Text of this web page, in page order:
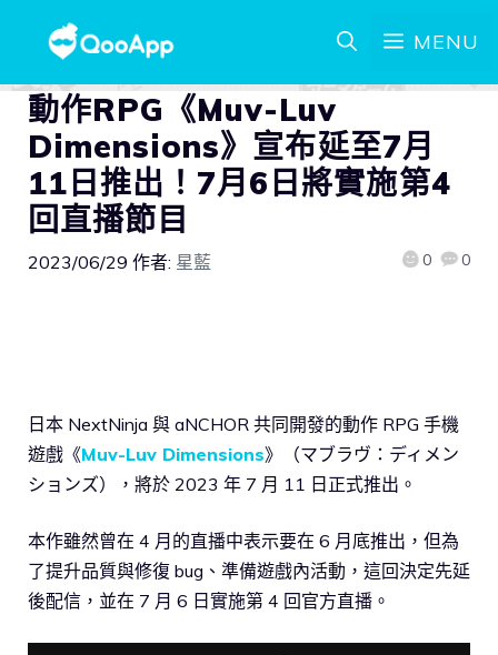
MENU
動作RPG《Muv-Luv
Dimensions》宣布延至7月
11日推出！7月6日將實施第4
回直播節目
2023/06/29 作者: 星藍 0 0
日本 NextNinja 與 aNCHOR 共同開發的動作 RPG 手機
遊戲《Muv-Luv Dimensions》（マブラヴ：ディメン
ションズ），將於 2023 年 7 月 11 日正式推出。
本作雖然曾在 4 月的直播中表示要在 6 月底推出，但為
了提升品質與修復 bug、準備遊戲內活動，這回決定先延
後配信，並在 7 月 6 日實施第 4 回官方直播。